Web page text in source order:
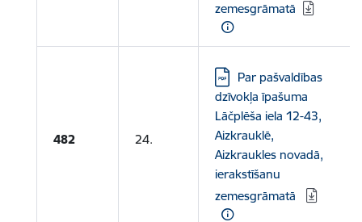
zemesgrāmatā
482 24.
Lejupielādēt:
Par pašvaldības
dzīvokļa īpašuma
Lāčplēša iela 12-43,
Aizkrauklē,
Aizkraukles novadā,
ierakstīšanu
zemesgrāmatā